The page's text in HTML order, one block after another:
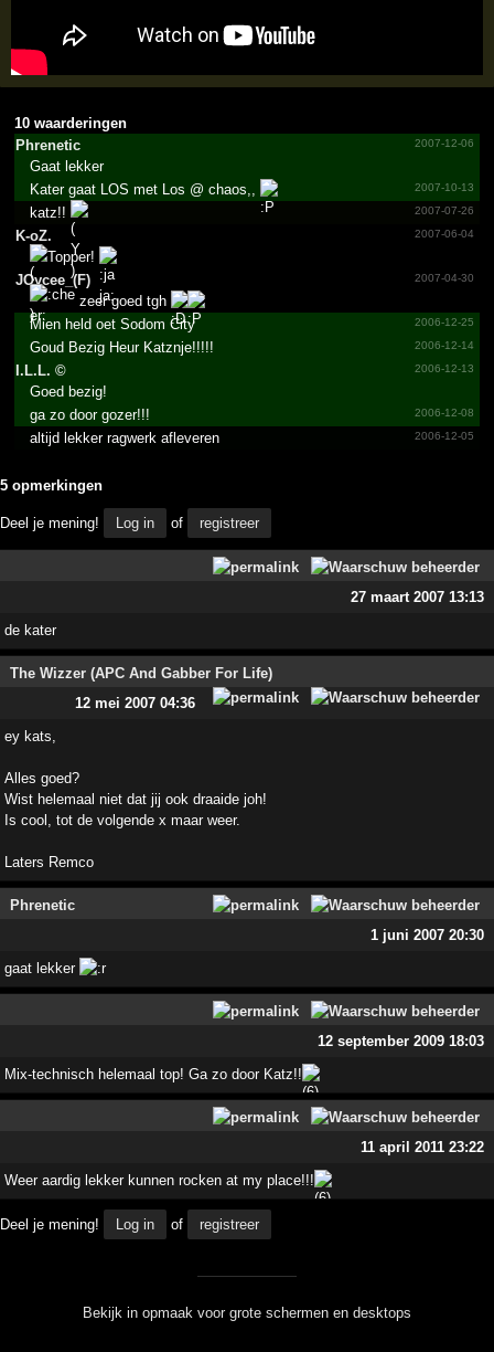
10 waarderingen
Phrenetic
2007-12-06
Gaat lekker
2007-10-13
Kater gaat LOS met Los @ chaos,,
2007-07-26
katz!!
K-oZ.
2007-06-04
Topper!
JOycee_(F)
2007-04-30
zeer goed tgh
2006-12-25
Mien held oet Sodom City
2006-12-14
Goud Bezig Heur Katznje!!!!!
I.L.L. ©
2006-12-13
Goed bezig!
2006-12-08
ga zo door gozer!!!
2006-12-05
altijd lekker ragwerk afleveren
5 opmerkingen
Deel je mening! Log in of registreer
27 maart 2007 13:13
de kater
The Wizzer (APC And Gabber For Life)
12 mei 2007 04:36
ey kats,
Alles goed?
Wist helemaal niet dat jij ook draaide joh!
Is cool, tot de volgende x maar weer.
Laters Remco
Phrenetic
1 juni 2007 20:30
gaat lekker
12 september 2009 18:03
Mix-technisch helemaal top! Ga zo door Katz!!
11 april 2011 23:22
Weer aardig lekker kunnen rocken at my place!!!
Deel je mening! Log in of registreer
Bekijk in opmaak voor grote schermen en desktops